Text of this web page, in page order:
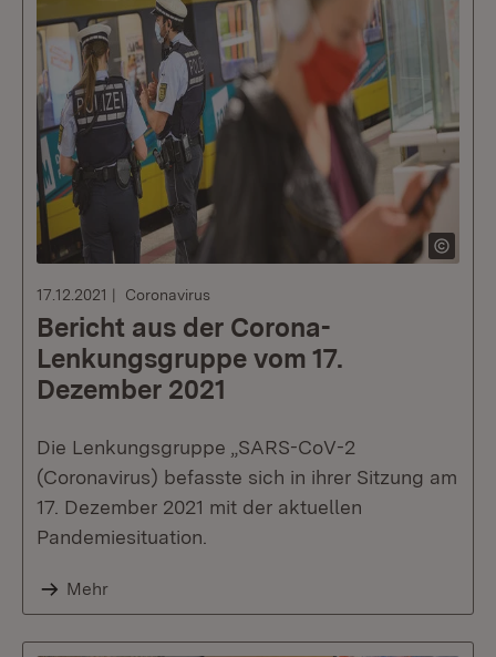
17.12.2021 Coronavirus
Bericht aus der Corona-
Lenkungsgruppe vom 17.
Dezember 2021
Die Lenkungsgruppe „SARS-CoV-2
(Coronavirus) befasste sich in ihrer Sitzung am
17. Dezember 2021 mit der aktuellen
Pandemiesituation.
Mehr